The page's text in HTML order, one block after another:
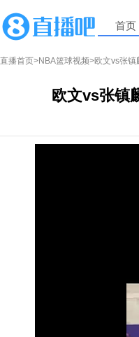
首页
直播首页>NBA篮球视频>欧文vs张镇
欧文vs张镇